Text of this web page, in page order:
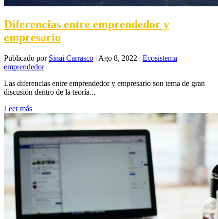
Diferencias entre emprendedor y
empresario
Publicado por Sinai Carrasco | Ago 8, 2022 | Ecosistema
emprendedor|
Las diferencias entre emprendedor y empresario son tema de gran
discusión dentro de la teoría...
Leer más